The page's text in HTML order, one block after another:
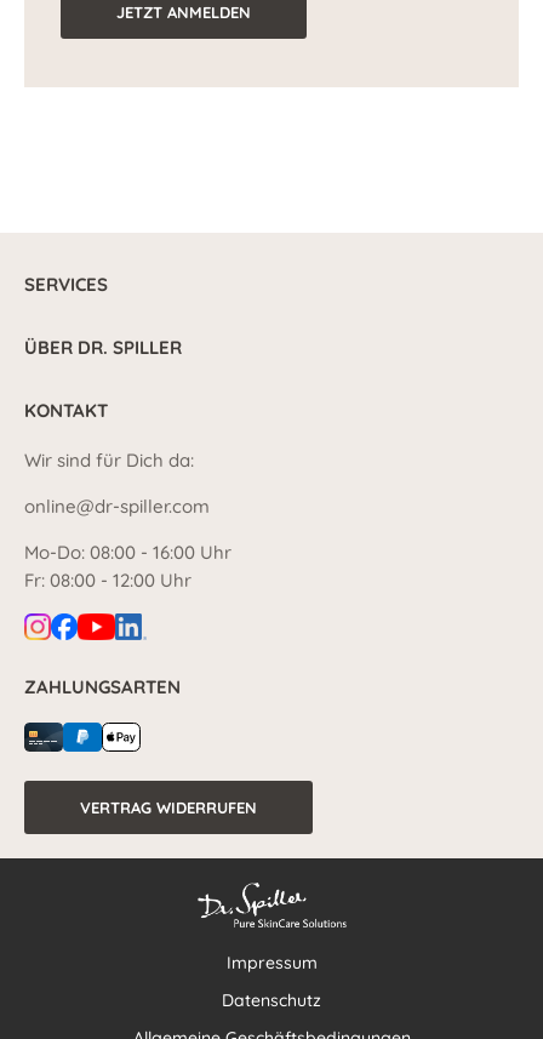
JETZT ANMELDEN
SERVICES
ÜBER DR. SPILLER
KONTAKT
Wir sind für Dich da:
online@dr-spiller.com
Mo-Do: 08:00 - 16:00 Uhr
Fr: 08:00 - 12:00 Uhr
ZAHLUNGSARTEN
VERTRAG WIDERRUFEN
Impressum
Datenschutz